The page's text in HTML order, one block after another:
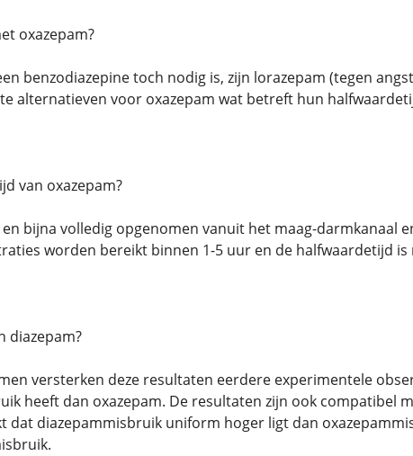
oxazepam?
benzodiazepine toch nodig is, zijn lorazepam (tegen
alternatieven voor oxazepam wat betreft hun
van oxazepam?
bijna volledig opgenomen vanuit het maag-darmkanaal
worden bereikt binnen 1-5 uur en de halfwaardetijd
diazepam?
versterken deze resultaten eerdere experimentele
heeft dan oxazepam. De resultaten zijn ook compatibel
dat diazepammisbruik uniform hoger ligt dan